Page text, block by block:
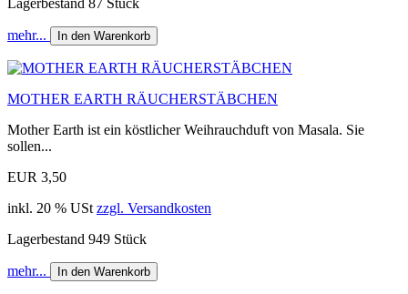
mehr... In den Warenkorb
MOTHER EARTH RÄUCHERSTÄBCHEN
Mother Earth ist ein köstlicher Weihrauchduft von Masala. Sie
sollen...
EUR 3,50
inkl. 20 % USt zzgl. Versandkosten
Lagerbestand 949 Stück
mehr... In den Warenkorb